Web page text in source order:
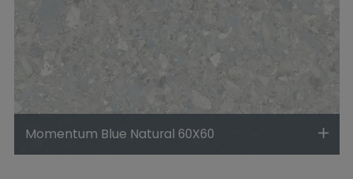
Momentum Blue Natural 60X60